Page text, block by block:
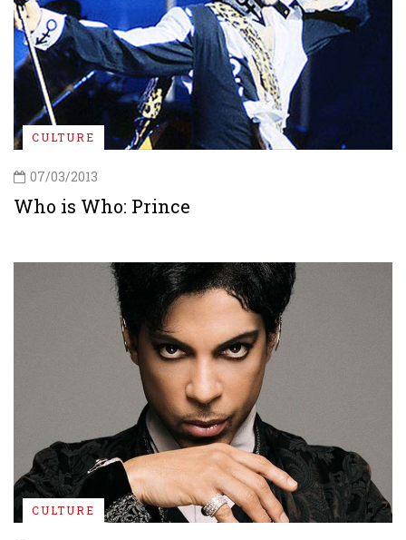
CULTURE
07/03/2013
Who is Who: Prince
CULTURE